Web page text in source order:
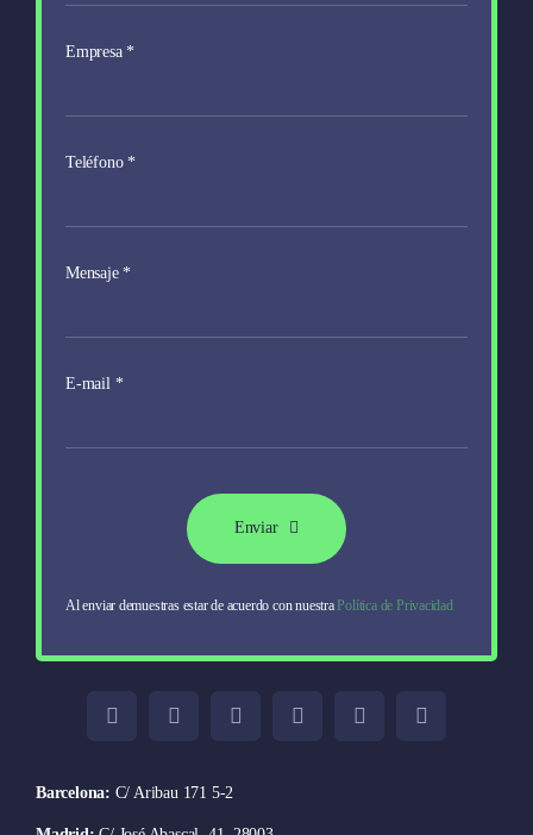
Empresa *
Teléfono *
Mensaje *
E-mail *
Enviar
Al enviar demuestras estar de acuerdo con nuestra Política de Privacidad
Barcelona: C/ Aribau 171 5-2